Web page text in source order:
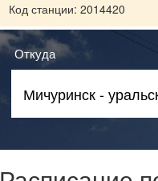
Код станции: 2014420
Откуда